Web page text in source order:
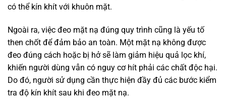
có thể kín khít với khuôn mặt.
Ngoài ra, việc đeo mặt nạ đúng quy trình cũng là yếu tố
then chốt để đảm bảo an toàn. Một mặt nạ không được
đeo đúng cách hoặc bị hở sẽ làm giảm hiệu quả lọc khí,
khiến người dùng vẫn có nguy cơ hít phải các chất độc hại.
Do đó, người sử dụng cần thực hiện đầy đủ các bước kiểm
tra độ kín khít sau khi đeo mặt nạ.